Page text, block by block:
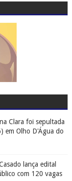
Clara foi sepultada
em Olho D'Água do
lança edital
com 120 vagas